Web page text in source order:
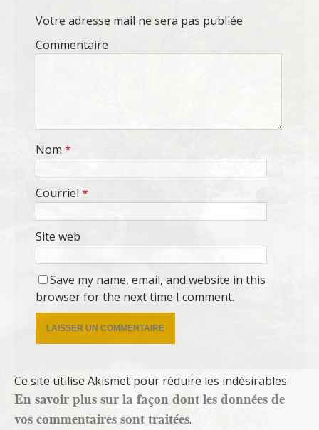
Votre adresse mail ne sera pas publiée
Commentaire
Nom *
Courriel *
Site web
Save my name, email, and website in this
browser for the next time I comment.
Ce site utilise Akismet pour réduire les indésirables.
En savoir plus sur la façon dont les données de
vos commentaires sont traitées.